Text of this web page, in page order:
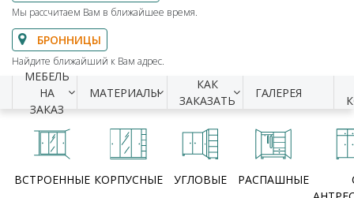
Мы рассчитаем Вам в ближайшее время.
БРОННИЦЫ
Найдите ближайший к Вам адрес.
МЕБЕЛЬ
НА
ЗАКАЗ
МАТЕРИАЛЫ
КАК
ЗАКАЗАТЬ
ГАЛЕРЕЯ
ВСТРОЕННЫЕ КОРПУСНЫЕ УГЛОВЫЕ РАСПАШНЫЕ